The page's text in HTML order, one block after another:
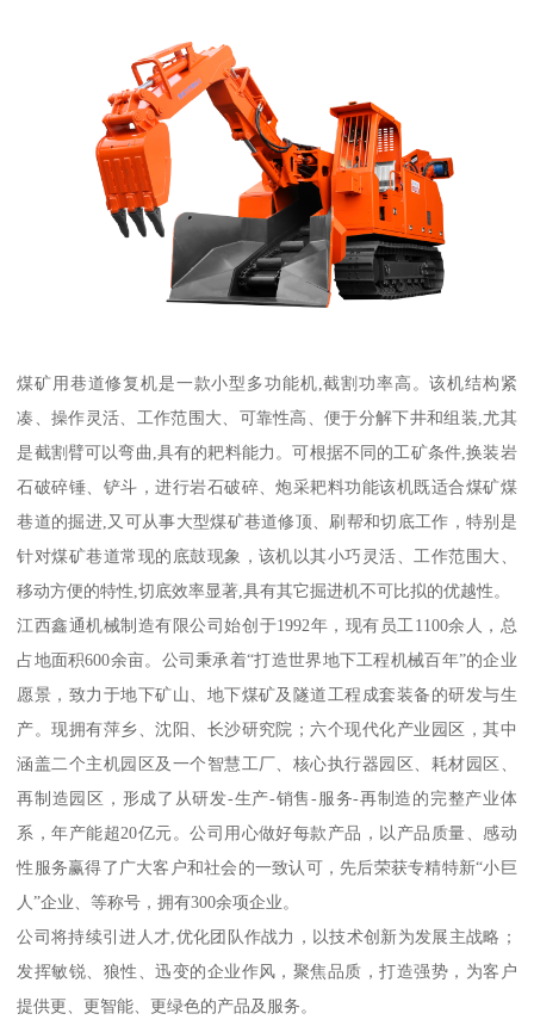
煤矿用巷道修复机是一款小型多功能机,截割功率高。该机结构紧
凑、操作灵活、工作范围大、可靠性高、便于分解下井和组装,尤其
是截割臂可以弯曲,具有的耙料能力。可根据不同的工矿条件,换装岩
石破碎锤、铲斗，进行岩石破碎、炮采耙料功能该机既适合煤矿煤
巷道的掘进,又可从事大型煤矿巷道修顶、刷帮和切底工作，特别是
针对煤矿巷道常现的底鼓现象，该机以其小巧灵活、工作范围大、
移动方便的特性,切底效率显著,具有其它掘进机不可比拟的优越性。
江西鑫通机械制造有限公司始创于1992年，现有员工1100余人，总
占地面积600余亩。公司秉承着“打造世界地下工程机械百年”的企业
愿景，致力于地下矿山、地下煤矿及隧道工程成套装备的研发与生
产。现拥有萍乡、沈阳、长沙研究院；六个现代化产业园区，其中
涵盖二个主机园区及一个智慧工厂、核心执行器园区、耗材园区、
再制造园区，形成了从研发-生产-销售-服务-再制造的完整产业体
系，年产能超20亿元。公司用心做好每款产品，以产品质量、感动
性服务赢得了广大客户和社会的一致认可，先后荣获专精特新“小巨
人”企业、等称号，拥有300余项企业。
公司将持续引进人才,优化团队作战力，以技术创新为发展主战略；
发挥敏锐、狼性、迅变的企业作风，聚焦品质，打造强势，为客户
提供更、更智能、更绿色的产品及服务。